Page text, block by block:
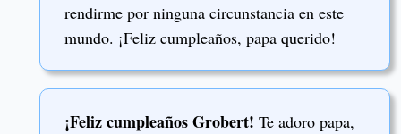
rendirme por ninguna circunstancia en este
mundo. ¡Feliz cumpleaños, papa querido!
¡Feliz cumpleaños Grobert! Te adoro papa,